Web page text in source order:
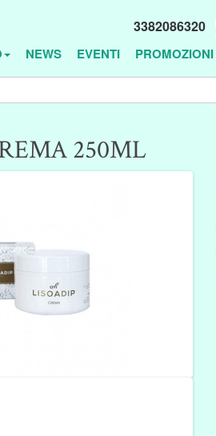
3382086320
NEWS EVENTI PROMOZIONI
250ML